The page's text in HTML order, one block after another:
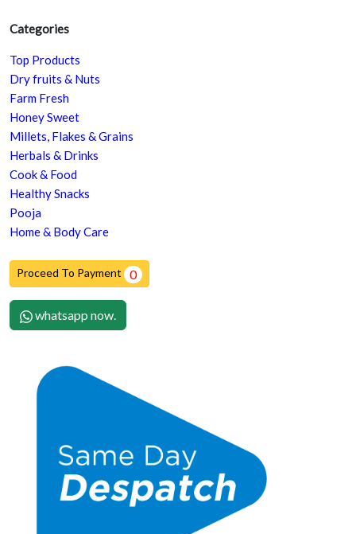
Categories
Top Products
Dry fruits & Nuts
Farm Fresh
Honey Sweet
Millets, Flakes & Grains
Herbals & Drinks
Cook & Food
Healthy Snacks
Pooja
Home & Body Care
Proceed To Payment 0
whatsapp now.